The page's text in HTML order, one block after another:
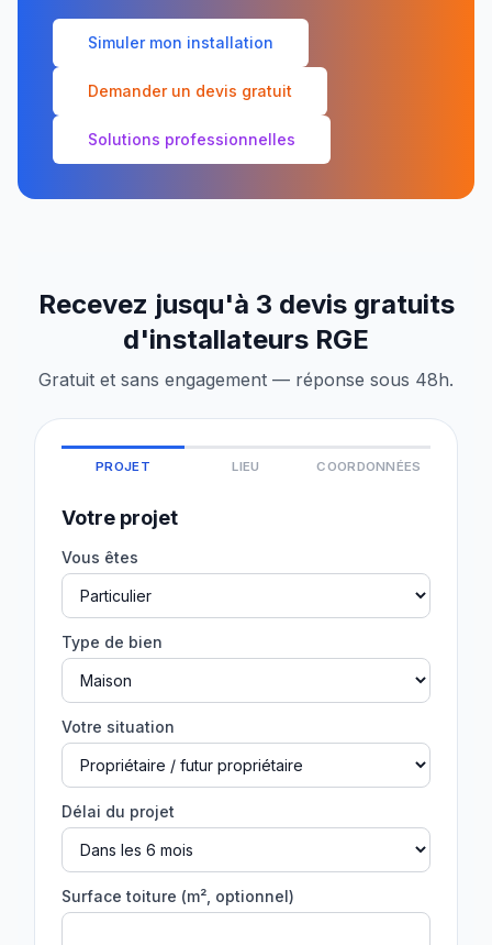
Simuler mon installation
Demander un devis gratuit
Solutions professionnelles
Recevez jusqu'à 3 devis gratuits
d'installateurs RGE
Gratuit et sans engagement — réponse sous 48h.
PROJET LIEU COORDONNÉES
Votre projet
Vous êtes
Type de bien
Votre situation
Délai du projet
Surface toiture (m², optionnel)